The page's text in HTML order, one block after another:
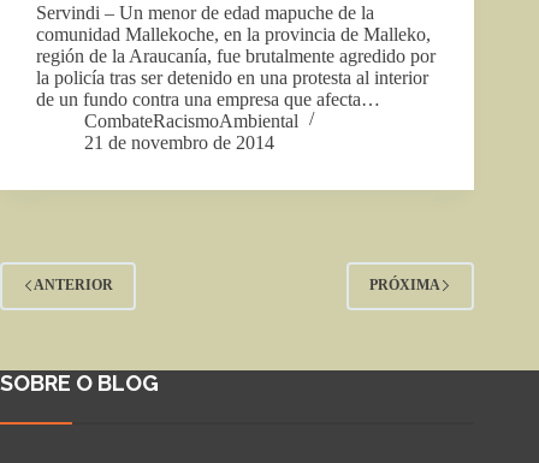
Servindi – Un menor de edad mapuche de la
comunidad Mallekoche, en la provincia de Malleko,
región de la Araucanía, fue brutalmente agredido por
la policía tras ser detenido en una protesta al interior
de un fundo contra una empresa que afecta…
CombateRacismoAmbiental
21 de novembro de 2014
ANTERIOR PRÓXIMA
SOBRE O BLOG